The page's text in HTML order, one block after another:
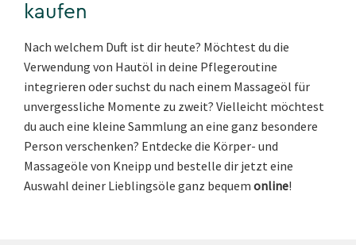
kaufen
Nach welchem Duft ist dir heute? Möchtest du die
Verwendung von Hautöl in deine Pflegeroutine
integrieren oder suchst du nach einem Massageöl für
unvergessliche Momente zu zweit? Vielleicht möchtest
du auch eine kleine Sammlung an eine ganz besondere
Person verschenken? Entdecke die Körper- und
Massageöle von Kneipp und bestelle dir jetzt eine
Auswahl deiner Lieblingsöle ganz bequem online!